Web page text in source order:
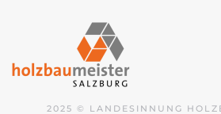
2025 © LANDESINNUNG